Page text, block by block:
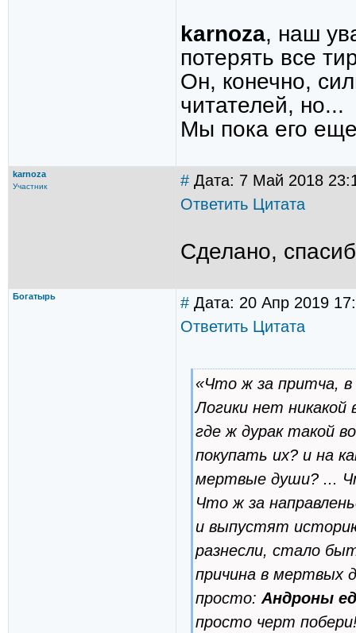
karnoza, наш
потерять все
Он, конечно,
читателей, но...
Мы пока его
karnoza
Участник # Дата: 7 Май 2018
Ответить Цитата
Сделано,
Богатырь # Дата: 20 Апр 2019
Ответить Цитата
«Что ж за притча,
Логики нет
где ж дурак такой
покупать их? и на
мертвые души? ...
Что ж за
и выпустят
разнесли, стало
причина в мертвых
просто:Андроны
просто черт